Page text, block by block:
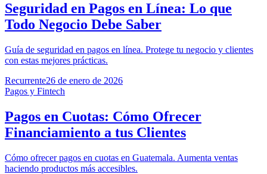
Seguridad en Pagos en Línea: Lo que
Todo Negocio Debe Saber
Guía de seguridad en pagos en línea. Protege tu negocio y clientes
con estas mejores prácticas.
Recurrente26 de enero de 2026
Pagos y Fintech
Pagos en Cuotas: Cómo Ofrecer
Financiamiento a tus Clientes
Cómo ofrecer pagos en cuotas en Guatemala. Aumenta ventas
haciendo productos más accesibles.